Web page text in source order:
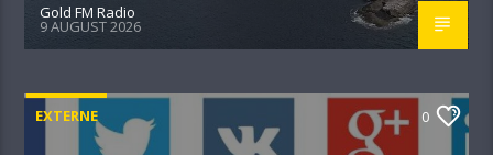
Gold FM Radio
9 AUGUST 2026
EXTERNE 0